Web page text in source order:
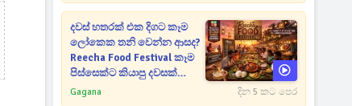
දවස් හතරක් එක දිගට කෑම
ලෝකෙක තනි වෙන්න ආසද?
Reecha Food Festival කෑම
පිස්සෙක්ට කියාපු දවසක්
මෙන්න
Gagana දින 5 කට පෙර